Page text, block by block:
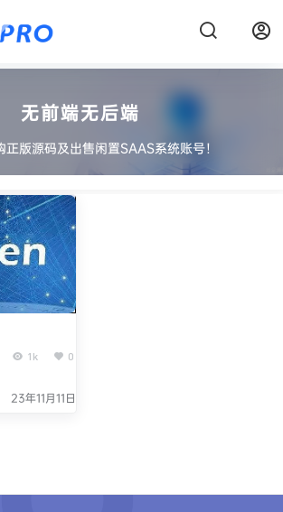
无前端无后端
正版源码及出售闲置SAAS系统账号！
1k 0
23年11月11日